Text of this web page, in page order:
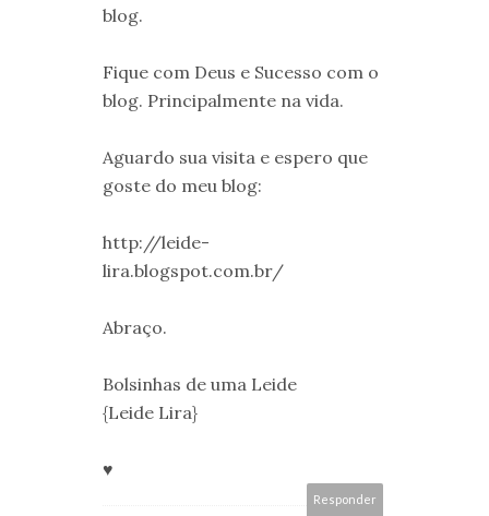
blog.
Fique com Deus e Sucesso com o
blog. Principalmente na vida.
Aguardo sua visita e espero que
goste do meu blog:
http://leide-
lira.blogspot.com.br/
Abraço.
Bolsinhas de uma Leide
{Leide Lira}
♥
Responder